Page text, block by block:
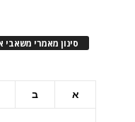
סינון מאמרי משאבי
א ב